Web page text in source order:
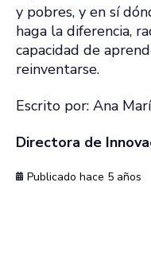
y pobres, y en sí
haga la diferencia,
capacidad de
reinventarse.
Escrito por: Ana
Directora de
Publicado hace 5 años